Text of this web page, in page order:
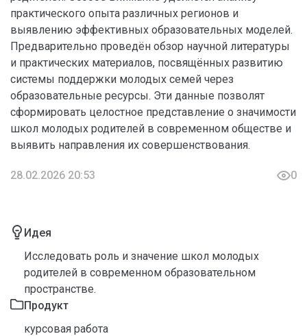
практического опыта различных регионов и
выявлению эффективных образовательных моделей.
Предварительно проведён обзор научной литературы
и практических материалов, посвящённых развитию
системы поддержки молодых семей через
образовательные ресурсы. Эти данные позволят
сформировать целостное представление о значимости
школ молодых родителей в современном обществе и
выявить направления их совершенствования.
28.02.2026 20:53 0
Идея
Исследовать роль и значение школ молодых
родителей в современном образовательном
пространстве.
Продукт
курсовая работа